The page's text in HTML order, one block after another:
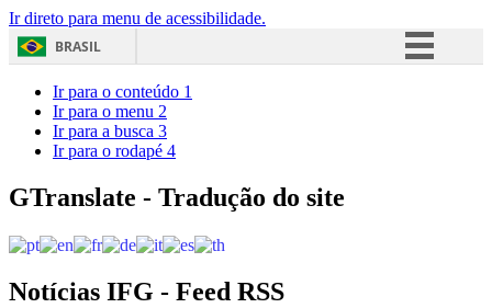
Ir direto para menu de acessibilidade.
BRASIL
Acesso à informação
Ir para o conteúdo 1
Ir para o menu 2
Ir para a busca 3
Ir para o rodapé 4
GTranslate - Tradução do site
Notícias IFG - Feed RSS